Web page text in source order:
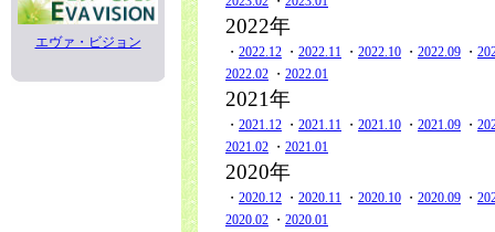
エヴァ・ビジョン
2022年
・ 2022.12 ・ 2022.11 ・ 2022.10 ・ 2022.09 ・
2022.02 ・ 2022.01
2021年
・ 2021.12 ・ 2021.11 ・ 2021.10 ・ 2021.09 ・
2021.02 ・ 2021.01
2020年
・ 2020.12 ・ 2020.11 ・ 2020.10 ・ 2020.09 ・
2020.02 ・ 2020.01